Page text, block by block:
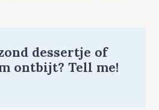
dessertje of
ontbijt? Tell me!